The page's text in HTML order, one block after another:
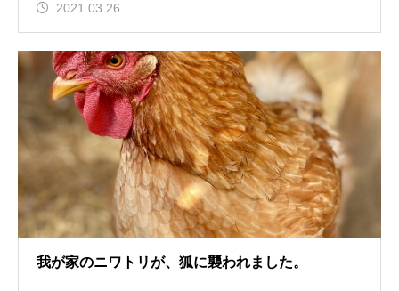
2021.03.26
我が家のニワトリが、狐に襲われました。